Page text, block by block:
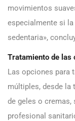
movimientos
especialmente si
sedentaria»,
Tratamiento de las
Las opciones para
múltiples, desde la
de geles o cremas,
profesional